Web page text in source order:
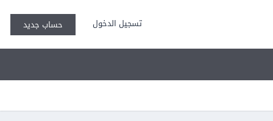
تسجيل الدخول حساب جديد